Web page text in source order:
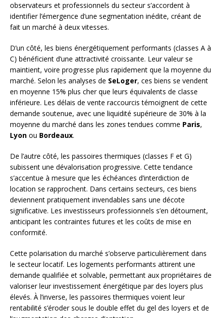
observateurs et professionnels du secteur s’accordent à
identifier l’émergence d’une segmentation inédite, créant de
fait un marché à deux vitesses.
D’un côté, les biens énergétiquement performants (classes A à
C) bénéficient d’une attractivité croissante. Leur valeur se
maintient, voire progresse plus rapidement que la moyenne du
marché. Selon les analyses de SeLoger, ces biens se vendent
en moyenne 15% plus cher que leurs équivalents de classe
inférieure. Les délais de vente raccourcis témoignent de cette
demande soutenue, avec une liquidité supérieure de 30% à la
moyenne du marché dans les zones tendues comme Paris,
Lyon ou Bordeaux.
De l’autre côté, les passoires thermiques (classes F et G)
subissent une dévalorisation progressive. Cette tendance
s’accentue à mesure que les échéances d’interdiction de
location se rapprochent. Dans certains secteurs, ces biens
deviennent pratiquement invendables sans une décote
significative. Les investisseurs professionnels s’en détournent,
anticipant les contraintes futures et les coûts de mise en
conformité.
Cette polarisation du marché s’observe particulièrement dans
le secteur locatif. Les logements performants attirent une
demande qualifiée et solvable, permettant aux propriétaires de
valoriser leur investissement énergétique par des loyers plus
élevés. À l’inverse, les passoires thermiques voient leur
rentabilité s’éroder sous le double effet du gel des loyers et de